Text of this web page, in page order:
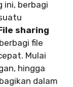
ini, berbagi
sharing
file
Mulai
hingga
dalam